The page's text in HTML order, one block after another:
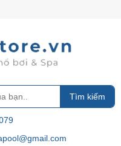
Tìm kiếm